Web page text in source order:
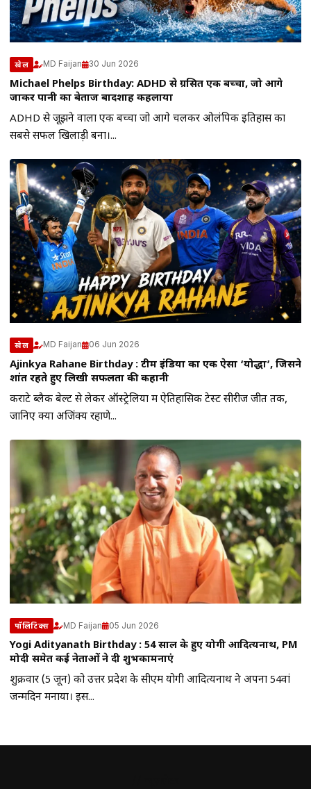
खेल MD Faijan 30 Jun 2026
Michael Phelps Birthday: ADHD से ग्रसित एक बच्चा, जो आगे
जाकर पानी का बेताज बादशाह कहलाया
ADHD से जूझने वाला एक बच्चा जो आगे चलकर ओलंपिक इतिहास का
सबसे सफल खिलाड़ी बना।...
खेल MD Faijan 06 Jun 2026
Ajinkya Rahane Birthday : टीम इंडिया का एक ऐसा ‘योद्धा’, जिसने
शांत रहते हुए लिखी सफलता की कहानी
कराटे ब्लैक बेल्ट से लेकर ऑस्ट्रेलिया में ऐतिहासिक टेस्ट सीरीज जीत तक,
जानिए क्यों अजिंक्य रहाणे...
पॉलिटिक्स MD Faijan 05 Jun 2026
Yogi Adityanath Birthday : 54 साल के हुए योगी आदित्यनाथ, PM
मोदी समेत कई नेताओं ने दी शुभकामनाएं
शुक्रवार (5 जून) को उत्तर प्रदेश के सीएम योगी आदित्यनाथ ने अपना 54वां
जन्मदिन मनाया। इस...